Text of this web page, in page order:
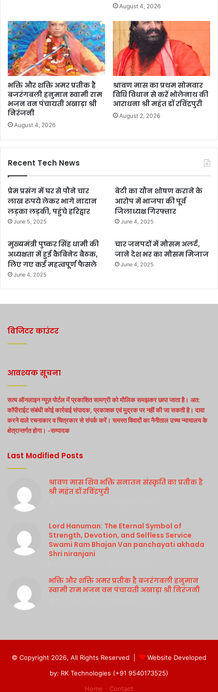
August 4, 2026
भक्ति और शक्ति अमर प्रतीक है
बजरंगबली हनुमान स्वामी राम
भजन वन पंचायती अखाड़ा श्री
निरंजनी
August 4, 2026
श्रावण मास का प्रथम सोमवार
विधि विधान से करें भोलेनाथ की
आराधना श्री महंत डॉ रविंद्रपुरी
August 2, 2026
Recent Tech News
प्रेम प्रसंग में घर से पौने चार
लाख रुपये लेकर भागे नादान
लड़का लड़की, पहुंचे हरिद्वार
June 5, 2025
बेटी का यौन शोषण कराने के
आरोप में भाजपा की पूर्व
जिलाध्यक्ष गिरफ्तार
June 4, 2025
मुख्यमंत्री पुष्कर सिंह धामी की
अध्यक्षता में हुई कैबिनेट बैठक,
लिए गए कई महत्वपूर्ण फैसले
June 4, 2025
चार जनपदों में मौसम अलर्ट,
जाने देश भर का मौसम मिजाज
June 4, 2025
विजिटर काउंटर
आवश्यक सूचना
सत्य ऑनलाइन न्यूज़ पोर्टल में प्रकाशित सामग्री को मौलिक समझकर छापा जाता है। अत:
कॉपीराईट संबंधी कोई कार्रवाई संपादक, प्रकाशक एवं मुद्रक पर नहीं की जा सकती है। दावा
करने वाले रचनाकार व चित्रकार से संपर्क करें। समस्त विवादों का नैनीताल उच्च न्यायालय के
क्षेत्रान्तर्गत होगा। -सम्पादक
Last Modified Posts
श्रावण मास शिव भक्ति सनातन संस्कृति का प्रतीक है
श्री महंत डॉ रविंद्रपुरी
Lord Hanuman: The Eternal Symbol of
Strength, Devotion, and Selfless Service
Swami Ram Bhajan Van panchayati akhada
Shri niranjani
भक्ति और शक्ति अमर प्रतीक है बजरंगबली हनुमान
स्वामी राम भजन वन पंचायती अखाड़ा श्री निरंजनी
© Copyright 2026, All Rights Reserved |
Website Developed
by: RK Technologies (+91 9540173525)
Home
Contact